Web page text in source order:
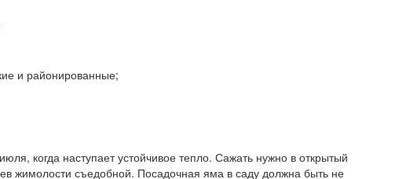
и районированные;
когда наступает устойчивое тепло. Сажать нужно в открытый
жимолости съедобной. Посадочная яма в саду должна быть не